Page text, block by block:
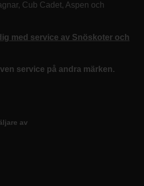
Cub Cadet, Aspen och
med service av Snöskoter och
service på andra märken.
av